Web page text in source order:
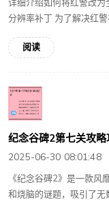
详细介绍如何将红警改
分辨率补丁 为了解决红
阅读
纪念谷碑2第七关攻
2025-06-30 08:01:48
《纪念谷碑2》是一款
和烧脑的谜题，吸引了无